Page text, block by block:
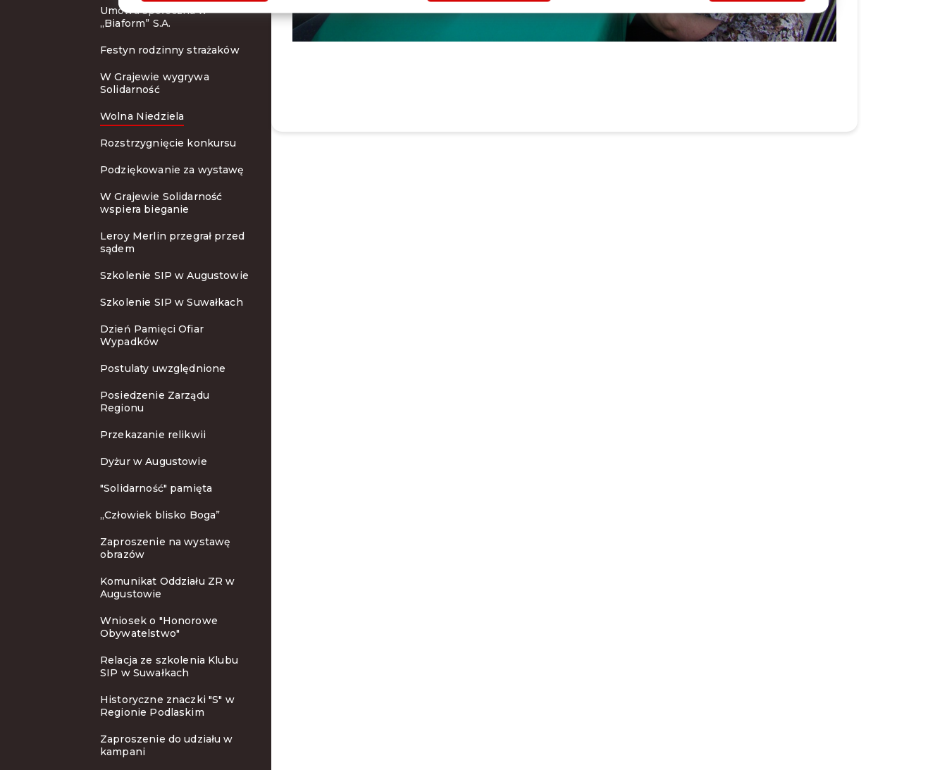
Umowa społeczna w
„Biaform” S.A.
Festyn rodzinny strażaków
W Grajewie wygrywa
Solidarność
Wolna Niedziela
Rozstrzygnięcie konkursu
Podziękowanie za wystawę
W Grajewie Solidarność
wspiera bieganie
Leroy Merlin przegrał przed
sądem
Szkolenie SIP w Augustowie
Szkolenie SIP w Suwałkach
Dzień Pamięci Ofiar
Wypadków
Postulaty uwzględnione
Posiedzenie Zarządu
Regionu
Przekazanie relikwii
Dyżur w Augustowie
"Solidarność" pamięta
„Człowiek blisko Boga”
Zaproszenie na wystawę
obrazów
Komunikat Oddziału ZR w
Augustowie
Wniosek o "Honorowe
Obywatelstwo"
Relacja ze szkolenia Klubu
SIP w Suwałkach
Historyczne znaczki "S" w
Regionie Podlaskim
Zaproszenie do udziału w
kampani